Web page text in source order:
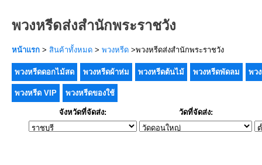
พวงหรีดส่งสำนักพระราชวัง
หน้าแรก > สินค้าทั้งหมด > พวงหรีด >พวงหรีดส่งสำนักพระราชวัง
พวงหรีดดอกไม้สด พวงหรีดผ้าห่ม พวงหรีดต้นไม้ พวงหรีดพัดลม พว
พวงหรีด VIP พวงหรีดของใช้
จังหวัดที่จัดส่ง: วัดที่จัดส่ง: